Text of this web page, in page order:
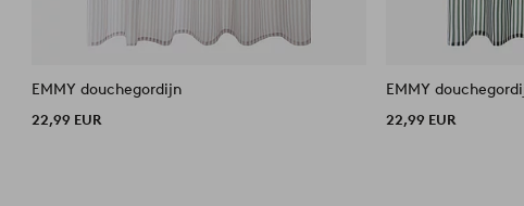
EMMY douchegordijn
22,99 EUR
EMMY
22,99 EUR